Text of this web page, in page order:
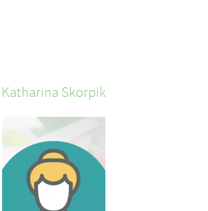
Katharina Skorpik